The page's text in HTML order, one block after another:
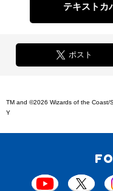
テキストカ
ポスト
TM and ©2026 Wizards of the Coast/
Y